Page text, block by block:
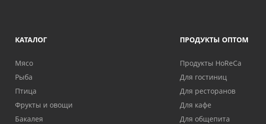
КАТАЛОГ
Мясо
Рыба
Птица
Фрукты и овощи
Бакалея
ПРОДУКТЫ ОПТОМ
Продукты HoReCa
Для гостиниц
Для ресторанов
Для кафе
Для общепита